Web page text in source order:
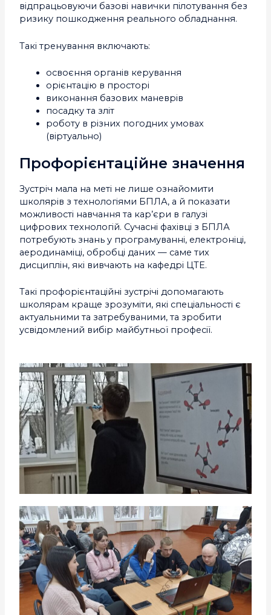
відпрацьовуючи базові навички пілотування без
ризику пошкодження реального обладнання.
Такі тренування включають:
освоєння органів керування
орієнтацію в просторі
виконання базових маневрів
посадку та зліт
роботу в різних погодних умовах
(віртуально)
Профорієнтаційне значення
Зустріч мала на меті не лише ознайомити
школярів з технологіями БПЛА, а й показати
можливості навчання та кар’єри в галузі
цифрових технологій. Сучасні фахівці з БПЛА
потребують знань у програмуванні, електроніці,
аеродинаміці, обробці даних — саме тих
дисциплін, які вивчають на кафедрі ЦТЕ.
Такі профорієнтаційні зустрічі допомагають
школярам краще зрозуміти, які спеціальності є
актуальними та затребуваними, та зробити
усвідомлений вибір майбутньої професії.